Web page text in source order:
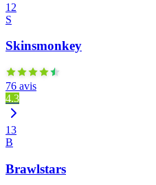
12
S
Skinsmonkey
76 avis
4.3
13
B
Brawlstars